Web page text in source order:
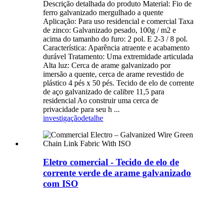
Descrição detalhada do produto Material: Fio de
ferro galvanizado mergulhado a quente
Aplicação: Para uso residencial e comercial Taxa
de zinco: Galvanizado pesado, 100g / m2 e
acima do tamanho do furo: 2 pol. E 2-3 / 8 pol.
Característica: Aparência atraente e acabamento
durável Tratamento: Uma extremidade articulada
Alta luz: Cerca de arame galvanizado por
imersão a quente, cerca de arame revestido de
plástico 4 pés x 50 pés. Tecido de elo de corrente
de aço galvanizado de calibre 11,5 para
residencial Ao construir uma cerca de
privacidade para seu h ...
investigaçãodetalhe
Eletro comercial - Tecido de elo de
corrente verde de arame galvanizado
com ISO